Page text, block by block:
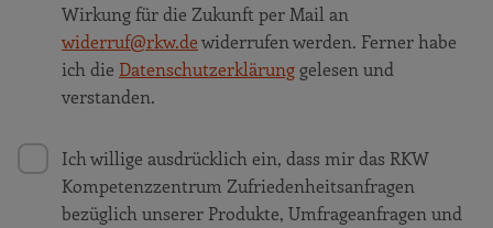
Wirkung für die Zukunft per Mail an
widerruf@rkw.dewiderrufen werden. Ferner habe
ich die Datenschutzerklärunggelesen und
verstanden.
Ich willige ausdrücklich ein, dass mir das RKW
Kompetenzzentrum Zufriedenheitsanfragen
bezüglich unserer Produkte, Umfrageanfragen und